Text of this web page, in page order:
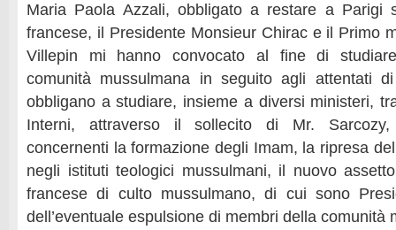
Maria Paola Azzali, obbligato a restare a Parigi
francese, il Presidente Monsieur Chirac e il Primo
Villepin mi hanno convocato al fine di
comunità mussulmana in seguito agli attentati
obbligano a studiare, insieme a diversi ministeri,
Interni, attraverso il sollecito di Mr. Sarcozy,
concernenti la formazione degli Imam, la ripresa
negli istituti teologici mussulmani, il nuovo
francese di culto mussulmano, di cui sono
dell’eventuale espulsione di membri della comunità